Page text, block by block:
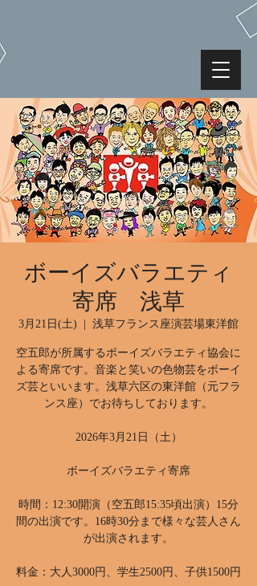
ボーイズバラエティ
寄席 浅草
3月21日(土) 浅草フランス座演芸場東洋館
空五郎が所属するボーイズバラエティ協会に
よる寄席です。音楽と笑いの色物芸をボーイ
ズ芸といいます。浅草六区の東洋館（元フラ
ンス座）でお待ちしております。
2026年3月21日（土）
ボーイズバラエティ寄席
時間：12:30開演（空五郎15:35頃出演）15分
間の出演です。16時30分まで様々な芸人さん
が出演されます。
料金：大人3000円、学生2500円、子供1500円